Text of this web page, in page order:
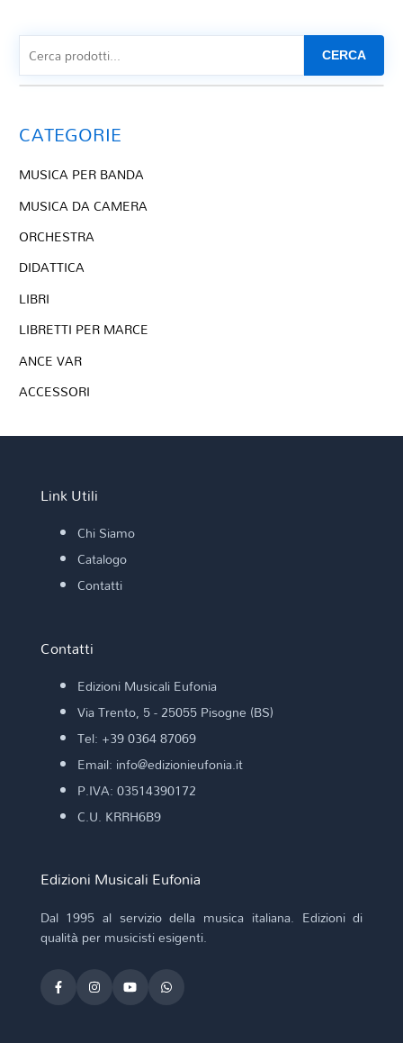
CERCA
CATEGORIE
MUSICA PER BANDA
MUSICA DA CAMERA
ORCHESTRA
DIDATTICA
LIBRI
LIBRETTI PER MARCE
ANCE VAR
ACCESSORI
Link Utili
Chi Siamo
Catalogo
Contatti
Contatti
Edizioni Musicali Eufonia
Via Trento, 5 - 25055 Pisogne (BS)
Tel: +39 0364 87069
Email: info@edizionieufonia.it
P.IVA: 03514390172
C.U. KRRH6B9
Edizioni Musicali Eufonia
Dal 1995 al servizio della musica italiana. Edizioni di
qualità per musicisti esigenti.